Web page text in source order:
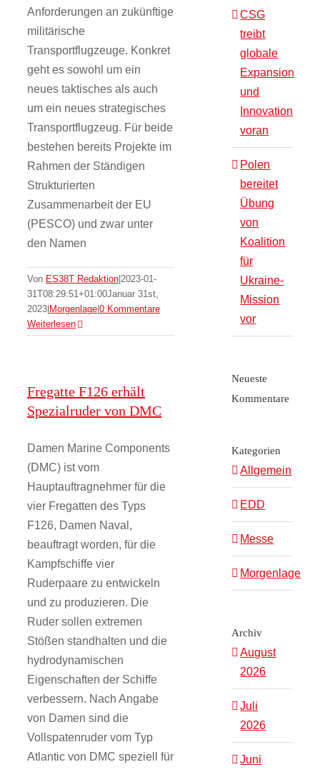
Anforderungen an zukünftige
militärische
Transportflugzeuge. Konkret
geht es sowohl um ein
neues taktisches als auch
um ein neues strategisches
Transportflugzeug. Für beide
bestehen bereits Projekte im
Rahmen der Ständigen
Strukturierten
Zusammenarbeit der EU
(PESCO) und zwar unter
den Namen
Von ES38T Redaktion 2023-01-
31T08:29:51+01:00Januar 31st,
2023 Morgenlage 0 Kommentare
Weiterlesen
Fregatte F126 erhält
Spezialruder von DMC
Damen Marine Components
(DMC) ist vom
Hauptauftragnehmer für die
vier Fregatten des Typs
F126, Damen Naval,
beauftragt worden, für die
Kampfschiffe vier
Ruderpaare zu entwickeln
und zu produzieren. Die
Ruder sollen extremen
Stößen standhalten und die
hydrodynamischen
Eigenschaften der Schiffe
verbessern. Nach Angabe
von Damen sind die
Vollspatenruder vom Typ
Atlantic von DMC speziell für
CSG
treibt
globale
Expansion
und
Innovation
voran
Polen
bereitet
Übung
von
Koalition
für
Ukraine-
Mission
vor
Neueste
Kommentare
Kategorien
Allgemein
EDD
Messe
Morgenlage
Archiv
August
2026
Juli
2026
Juni